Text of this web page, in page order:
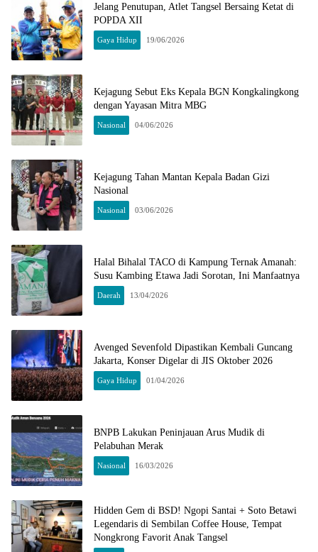
Jelang Penutupan, Atlet Tangsel Bersaing Ketat di
POPDA XII
Gaya Hidup 19/06/2026
Kejagung Sebut Eks Kepala BGN Kongkalingkong
dengan Yayasan Mitra MBG
Nasional 04/06/2026
Kejagung Tahan Mantan Kepala Badan Gizi
Nasional
Nasional 03/06/2026
Halal Bihalal TACO di Kampung Ternak Amanah:
Susu Kambing Etawa Jadi Sorotan, Ini Manfaatnya
Daerah 13/04/2026
Avenged Sevenfold Dipastikan Kembali Guncang
Jakarta, Konser Digelar di JIS Oktober 2026
Gaya Hidup 01/04/2026
BNPB Lakukan Peninjauan Arus Mudik di
Pelabuhan Merak
Nasional 16/03/2026
Hidden Gem di BSD! Ngopi Santai + Soto Betawi
Legendaris di Sembilan Coffee House, Tempat
Nongkrong Favorit Anak Tangsel